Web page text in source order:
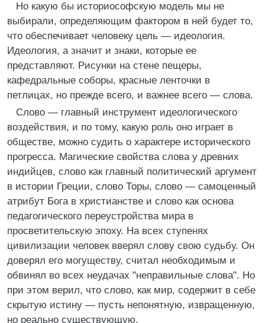
Но какую бы историософскую модель мы не
выбирали, определяющим фактором в ней будет то,
что обеспечивает человеку цель — идеология.
Идеология, а значит и знаки, которые ее
представляют. Рисунки на стене пещеры,
кафедральные соборы, красные ленточки в
петлицах, но прежде всего, и важнее всего — слова.
Слово — главный инструмент идеологического
воздействия, и по тому, какую роль оно играет в
обществе, можно судить о характере исторического
прогресса. Магические свойства слова у древних
индийцев, слово как главный политический аргумент
в истории Греции, слово Торы, слово — самоценный
атрибут Бога в христианстве и слово как основа
педагогического переустройства мира в
просветительскую эпоху. На всех ступенях
цивилизации человек вверял слову свою судьбу. Он
доверял его могуществу, считал необходимым и
обвинял во всех неудачах "неправильные слова". Но
при этом верил, что слово, как мир, содержит в себе
скрытую истину — пусть непонятную, извращенную,
но реально существующую.